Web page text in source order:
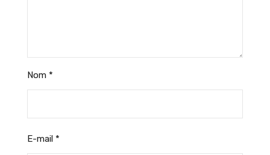
Nom *
E-mail *